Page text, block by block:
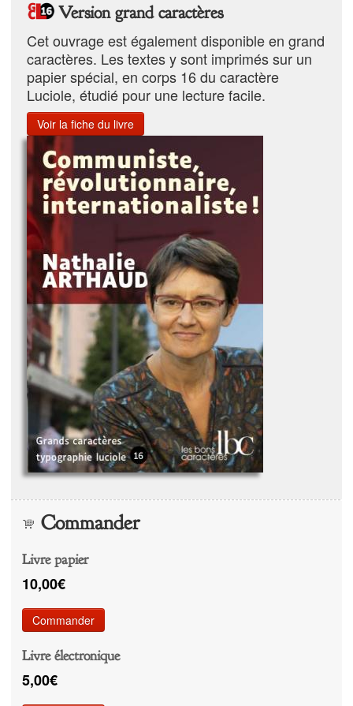
Version grand caractères
Cet ouvrage est également disponible en grand
caractères. Les textes y sont imprimés sur un
papier spécial, en corps 16 du caractère
Luciole, étudié pour une lecture facile.
Voir la fiche du livre
Commander
Livre papier
10,00€
Commander
Livre électronique
5,00€